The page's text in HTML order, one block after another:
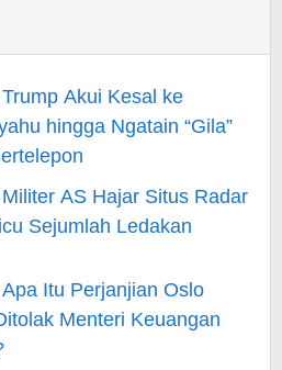
Akui Kesal ke
hingga Ngatain “Gila”
AS Hajar Situs Radar
Sejumlah Ledakan
Itu Perjanjian Oslo
Menteri Keuangan